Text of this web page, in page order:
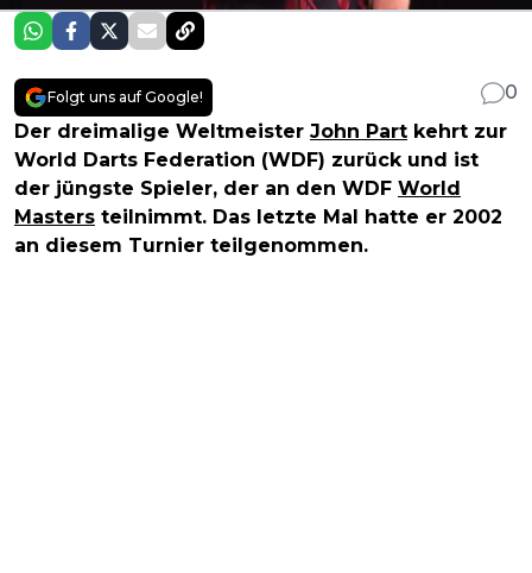
Folgt uns auf Google!
0
Der dreimalige Weltmeister John Part kehrt zur
World Darts Federation (WDF) zurück und ist
der jüngste Spieler, der an den WDF World
Masters teilnimmt. Das letzte Mal hatte er 2002
an diesem Turnier teilgenommen.